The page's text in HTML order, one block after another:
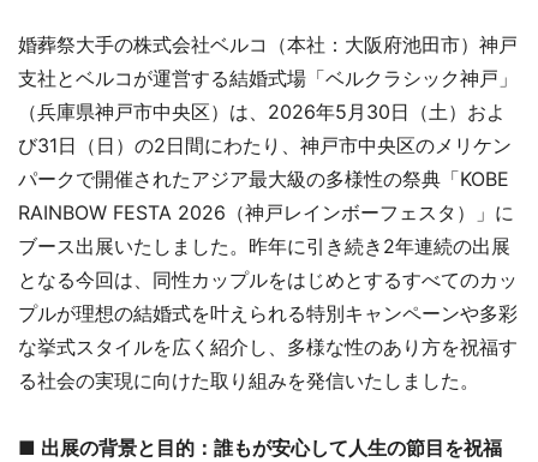
婚葬祭大手の株式会社ベルコ（本社：大阪府池田市）神戸
支社とベルコが運営する結婚式場「ベルクラシック神戸」
（兵庫県神戸市中央区）は、2026年5月30日（土）およ
び31日（日）の2日間にわたり、神戸市中央区のメリケン
パークで開催されたアジア最大級の多様性の祭典「KOBE
RAINBOW FESTA 2026（神戸レインボーフェスタ）」に
ブース出展いたしました。昨年に引き続き2年連続の出展
となる今回は、同性カップルをはじめとするすべてのカッ
プルが理想の結婚式を叶えられる特別キャンペーンや多彩
な挙式スタイルを広く紹介し、多様な性のあり方を祝福す
る社会の実現に向けた取り組みを発信いたしました。
■ 出展の背景と目的：誰もが安心して人生の節目を祝福